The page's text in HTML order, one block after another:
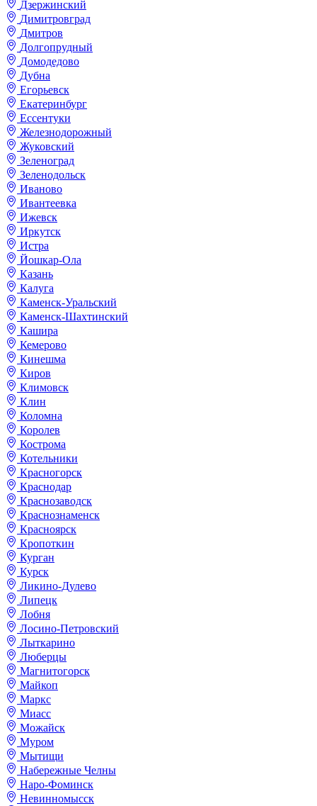
Дзержинский
Димитровград
Дмитров
Долгопрудный
Домодедово
Дубна
Егорьевск
Екатеринбург
Ессентуки
Железнодорожный
Жуковский
Зеленоград
Зеленодольск
Иваново
Ивантеевка
Ижевск
Иркутск
Истра
Йошкар-Ола
Казань
Калуга
Каменск-Уральский
Каменск-Шахтинский
Кашира
Кемерово
Кинешма
Киров
Климовск
Клин
Коломна
Королев
Кострома
Котельники
Красногорск
Краснодар
Краснозаводск
Краснознаменск
Красноярск
Кропоткин
Курган
Курск
Ликино-Дулево
Липецк
Лобня
Лосино-Петровский
Лыткарино
Люберцы
Магнитогорск
Майкоп
Маркс
Миасс
Можайск
Муром
Мытищи
Набережные Челны
Наро-Фоминск
Невинномысск